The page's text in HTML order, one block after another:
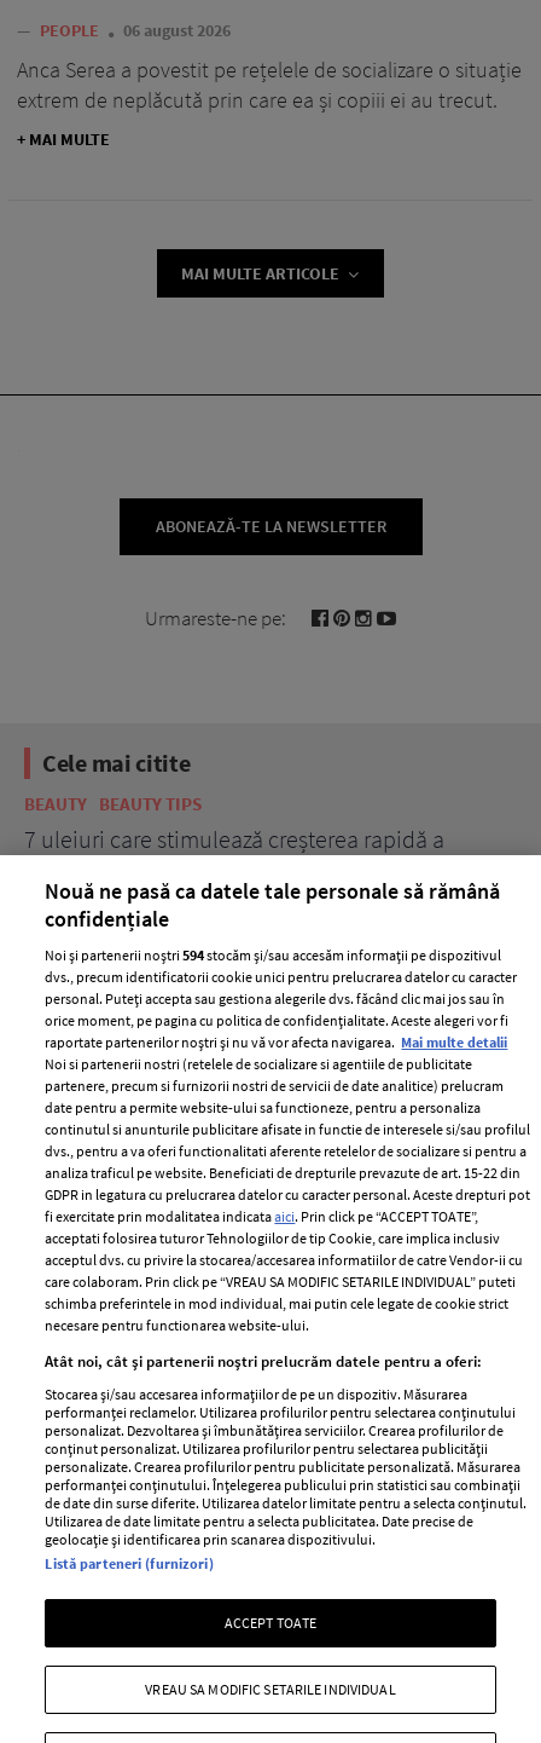
— PEOPLE 06 august 2026
Anca Serea a povestit pe rețelele de socializare o situație
extrem de neplăcută prin care ea și copiii ei au trecut.
+ MAI MULTE
MAI MULTE ARTICOLE
ABONEAZĂ-TE LA NEWSLETTER
Urmareste-ne pe:
Cele mai citite
BEAUTY BEAUTY TIPS
7 uleiuri care stimulează creșterea rapidă a
ELLE Style Awards
2024
Despre ELLE
Romania
Contact
Abonamente
Termeni si conditii
Politica de
confidențialitate
Politica de cookies
Publicitate
GSP
Unica
Baby
Retete
femei
Viva
Avantaje
Retete practice
Pariază responsabil! Decizia ONJN nr. 821/25.09.2025.
Jocurile de noroc sunt interzise minorilor.
Copyright © 2026 Ringier Romania SRL
Nouă ne pasă ca datele tale personale să rămână
confidențiale
Noi și partenerii noștri594stocăm și/sau accesăm informații pe dispozitivul
dvs., precum identificatorii cookie unici pentru prelucrarea datelor cu caracter
personal. Puteți accepta sau gestiona alegerile dvs. făcând clic mai jos sau în
orice moment, pe pagina cu politica de confidențialitate. Aceste alegeri vor fi
raportate partenerilor noștri și nu vă vor afecta navigarea. Mai multe detalii
Noi si partenerii nostri (retelele de socializare si agentiile de publicitate
partenere, precum si furnizorii nostri de servicii de date analitice) prelucram
date pentru a permite website-ului sa functioneze, pentru a personaliza
continutul si anunturile publicitare afisate in functie de interesele si/sau profilul
dvs., pentru a va oferi functionalitati aferente retelelor de socializare si pentru a
analiza traficul pe website. Beneficiati de drepturile prevazute de art. 15-22 din
GDPR in legatura cu prelucrarea datelor cu caracter personal. Aceste drepturi pot
fi exercitate prin modalitatea indicataaici. Prin click pe “ACCEPT TOATE”,
acceptati folosirea tuturor Tehnologiilor de tip Cookie, care implica inclusiv
acceptul dvs. cu privire la stocarea/accesarea informatiilor de catre Vendor-ii cu
care colaboram. Prin click pe “VREAU SA MODIFIC SETARILE INDIVIDUAL” puteti
schimba preferintele in mod individual, mai putin cele legate de cookie strict
necesare pentru functionarea website-ului.
Atât noi, cât și partenerii noștri prelucrăm datele pentru a oferi:
Stocarea și/sau accesarea informațiilor de pe un dispozitiv. Măsurarea
performanței reclamelor. Utilizarea profilurilor pentru selectarea conținutului
personalizat. Dezvoltarea și îmbunătățirea serviciilor. Crearea profilurilor de
conținut personalizat. Utilizarea profilurilor pentru selectarea publicității
personalizate. Crearea profilurilor pentru publicitate personalizată. Măsurarea
performanței conținutului. Înțelegerea publicului prin statistici sau combinații
de date din surse diferite. Utilizarea datelor limitate pentru a selecta conținutul.
Utilizarea de date limitate pentru a selecta publicitatea. Date precise de
geolocație și identificarea prin scanarea dispozitivului.
Listă parteneri (furnizori)
ACCEPT TOATE
VREAU SA MODIFIC SETARILE INDIVIDUAL